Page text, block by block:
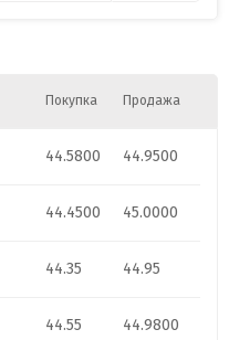
Покупка Продажа
44.5800 44.9500
44.4500 45.0000
44.35 44.95
44.55 44.9800